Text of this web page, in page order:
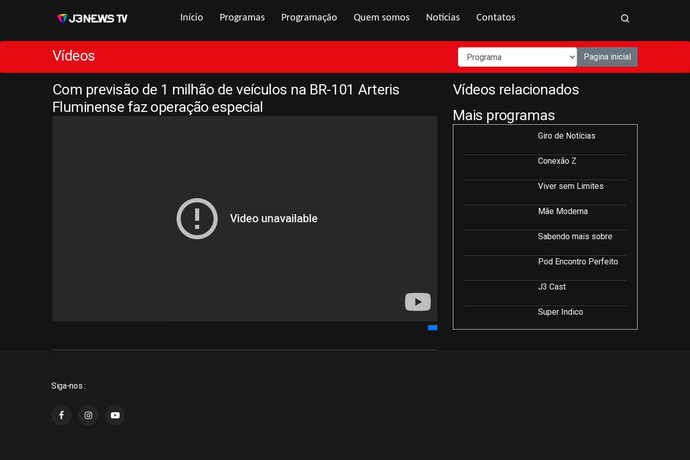
Início Programas Programação Quem somos Notícias Contatos
Vídeos Pagina inicial
Com previsão de 1 milhão de veículos na BR-101 Arteris
Fluminense faz operação especial
Vídeos relacionados
Mais programas
Giro de Notícias
Conexão Z
Viver sem Limites
Mãe Moderna
Sabendo mais sobre
Pod Encontro Perfeito
J3 Cast
Super Indico
Siga-nos :